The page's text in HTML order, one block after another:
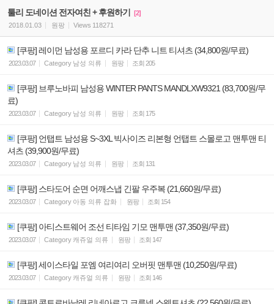
툴리 도네이션 전자여친 + 후원하기
[2]
2018.01.03
원팡 Views 118271
[쿠팡] 레이먼 남성용 포르디 카라 단추 니트 티셔츠 (34,800원/무료)
2023.03.07 Category 남성 의류 원팡 조회 205
[쿠팡] 브루노바피 남성용 WINTER PANTS MANDLXW9321 (83,700원/무
료)
2023.03.07 Category 남성 의류 원팡 조회 175
[쿠팡] 언탭트 남성용 S~3XL 빅사이즈 리본형 언탭트 스몰로고 맨투맨 티
셔츠 (39,900원/무료)
2023.03.07 Category 남성 의류 원팡 조회 131
[쿠팡] 스타도어 순면 어깨스냅 긴팔 우주복 (21,660원/무료)
2023.03.07 Category 아동 의류 잡화 원팡 조회 154
[쿠팡] 아티스트웨어 조선 티타임 기모 맨투맨 (37,350원/무료)
2023.03.07 Category 캐쥬얼 의류 원팡 조회 147
[쿠팡] 세이스타일 포엠 여리여리 오버핏 맨투맨 (10,250원/무료)
2023.03.07 Category 캐쥬얼 의류 원팡 조회 146